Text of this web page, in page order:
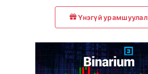
Үнэгүй урамшуулал